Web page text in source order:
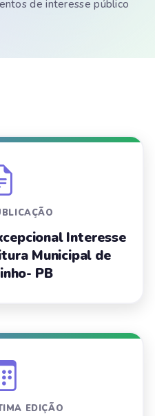
de interesse público
Interesse
Municipal de
PB
EDIÇÃO